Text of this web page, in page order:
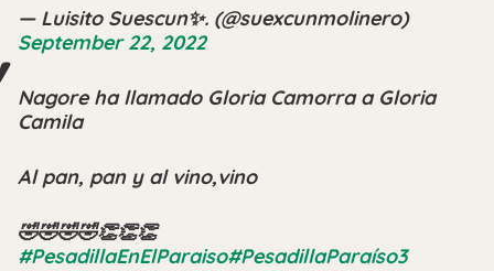
— Luisito Suescun✨. (@suexcunmolinero)
September 22, 2022
Nagore ha llamado Gloria Camorra a Gloria
Camila
Al pan, pan y al vino,vino
🤣🤣🤣🤣👏👏👏
#PesadillaEnElParaiso#PesadillaParaíso3